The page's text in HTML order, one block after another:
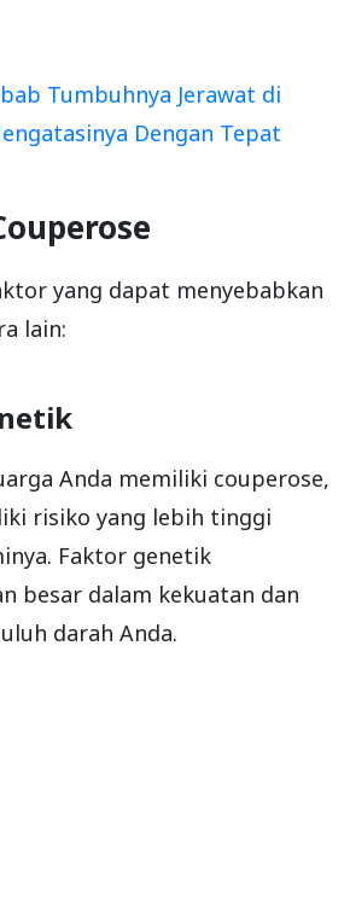
Tumbuhnya Jerawat di
Dengan Tepat
yang dapat menyebabkan
lain:
Anda memiliki couperose,
risiko yang lebih tinggi
Faktor genetik
besar dalam kekuatan dan
darah Anda.